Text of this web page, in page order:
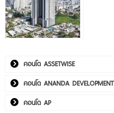
คอนโด ASSETWISE
คอนโด ANANDA DEVELOPMENT
คอนโด AP